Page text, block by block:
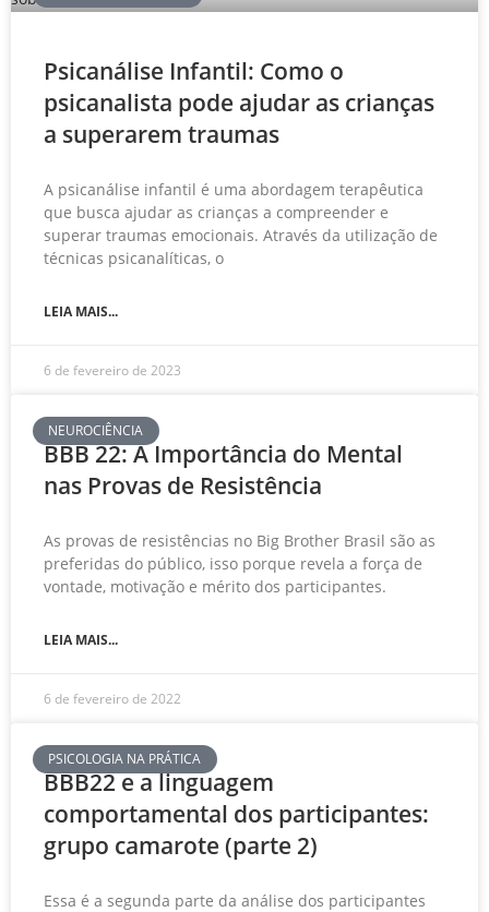
Psicanálise Infantil: Como o
psicanalista pode ajudar as crianças
a superarem traumas
A psicanálise infantil é uma abordagem terapêutica
que busca ajudar as crianças a compreender e
superar traumas emocionais. Através da utilização de
técnicas psicanalíticas, o
LEIA MAIS...
6 de fevereiro de 2023
NEUROCIÊNCIA
BBB 22: A Importância do Mental
nas Provas de Resistência
As provas de resistências no Big Brother Brasil são as
preferidas do público, isso porque revela a força de
vontade, motivação e mérito dos participantes.
LEIA MAIS...
6 de fevereiro de 2022
PSICOLOGIA NA PRÁTICA
BBB22 e a linguagem
comportamental dos participantes:
grupo camarote (parte 2)
Essa é a segunda parte da análise dos participantes